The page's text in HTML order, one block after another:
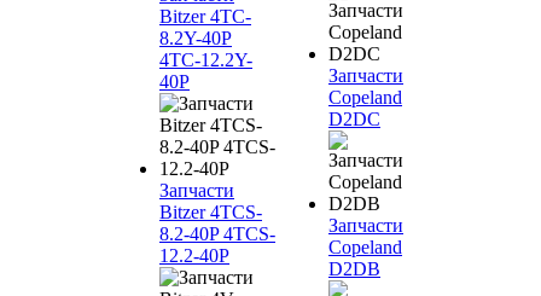
Bitzer 4TC-
8.2Y-40P
4TC-12.2Y-
40P
Запчасти
Bitzer 4TCS-
8.2-40P 4TCS-
12.2-40P
Запчасти
Copeland
D2DC
Запчасти
Copeland
D2DB